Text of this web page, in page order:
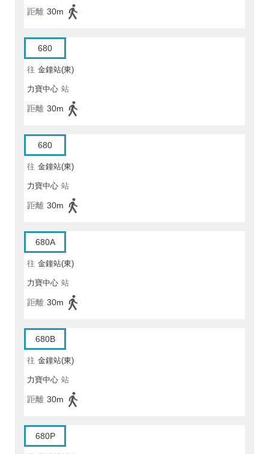
距離 30m
680
往 金鐘站(東)
力寶中心 站
距離 30m
680
往 金鐘站(東)
力寶中心 站
距離 30m
680A
往 金鐘站(東)
力寶中心 站
距離 30m
680B
往 金鐘站(東)
力寶中心 站
距離 30m
680P